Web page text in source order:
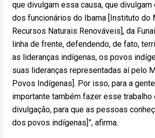
que divulgam essa causa, que divulgam
dos funcionários do Ibama [Instituto do
Recursos Naturais Renováveis], da
linha de frente, defendendo, de fato,
as lideranças indígenas, os povos
suas lideranças representadas aí pelo
Povos Indígenas]. Por isso, para a
importante também fazer esse trabalho
divulgação, para que as pessoas
dos povos indígenas]”, afirma.